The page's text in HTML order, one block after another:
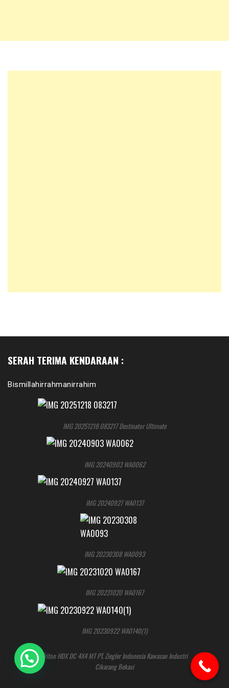
SERAH TERIMA KENDARAAN :
Bismillahirrahmanirrahim
IMG 20251218 083217 Destinator Ultimate
IMG 20240903 WA0062
IMG 20240927 WA0137
IMG 20230308 WA0093
IMG 20231020 WA0167
IMG 20230922 WA0140(1)
Triton HDX DC 4X4 MT PT. Ziegler Indonesia Kawasan Industri
Cikarang Bekasi